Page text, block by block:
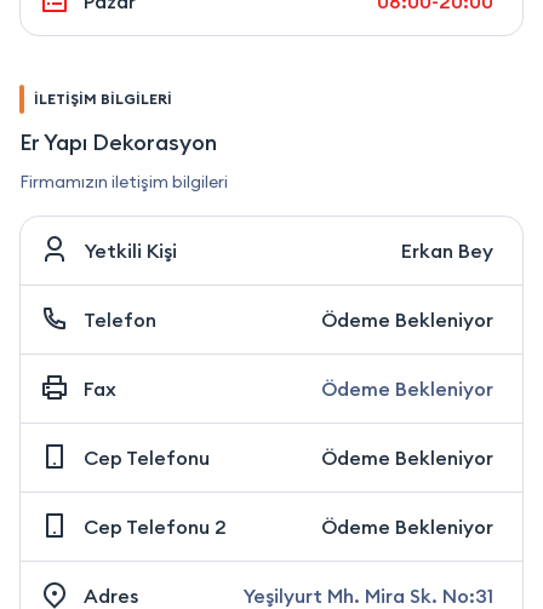
İLETİŞİM BİLGİLERİ
Er Yapı Dekorasyon
Firmamızın iletişim bilgileri
Yetkili Kişi Erkan Bey
Telefon Ödeme Bekleniyor
Fax Ödeme Bekleniyor
Cep Telefonu Ödeme Bekleniyor
Cep Telefonu 2 Ödeme Bekleniyor
Adres Yeşilyurt Mh. Mira Sk. No:31